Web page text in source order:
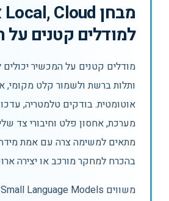
למודלים קטנים
מודלים קטנים על המכשיר
ותלות ברשת ולשמור קלט מקומי,
אוטומטית. בודקים טלמטריה,
מערכת, אחסון פלט וחיבורי צד
מתאים למשימה צרה עם אמת מידה
בהכרח למחקר מורכב או יצירה